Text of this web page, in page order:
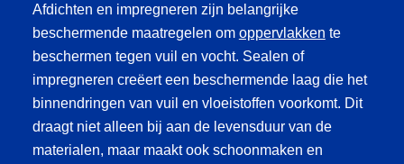
Afdichten en impregneren zijn belangrijke
beschermende maatregelen om oppervlakken te
beschermen tegen vuil en vocht. Sealen of
impregneren creëert een beschermende laag die het
binnendringen van vuil en vloeistoffen voorkomt. Dit
draagt niet alleen bij aan de levensduur van de
materialen, maar maakt ook schoonmaken en